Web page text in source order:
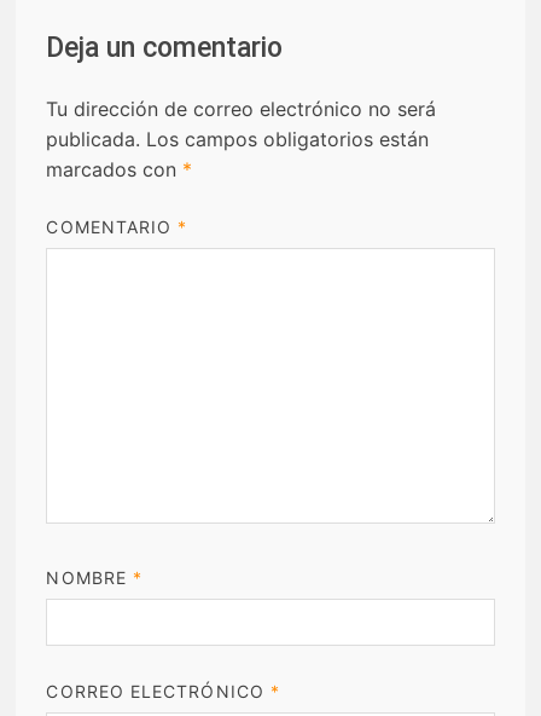
Deja un comentario
Tu dirección de correo electrónico no será
publicada. Los campos obligatorios están
marcados con *
COMENTARIO *
NOMBRE *
CORREO ELECTRÓNICO *